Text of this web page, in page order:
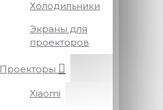
Холодильники
Экраны для
проекторов
Проекторы
Xiaomi